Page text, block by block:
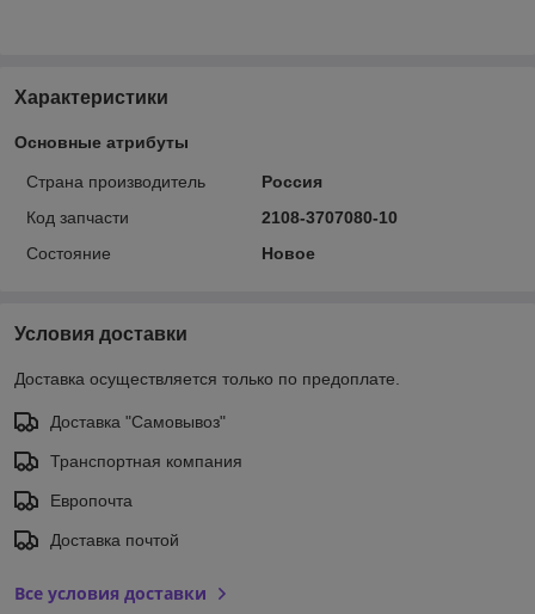
Характеристики
Основные атрибуты
Страна производитель
Россия
Код запчасти
2108-3707080-10
Состояние
Новое
Условия доставки
Доставка осуществляется только по предоплате.
Доставка "Самовывоз"
Транспортная компания
Европочта
Доставка почтой
Все условия доставки